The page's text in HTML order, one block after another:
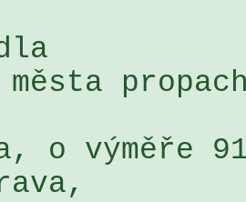
města
o výměře